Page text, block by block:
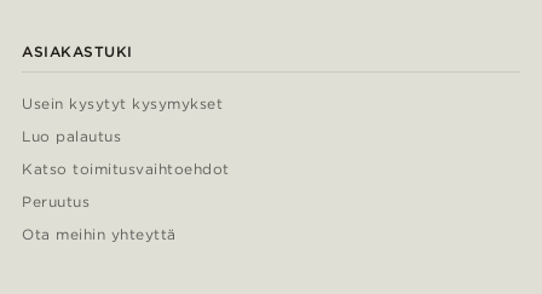
ASIAKASTUKI
Usein kysytyt kysymykset
Luo palautus
Katso toimitusvaihtoehdot
Peruutus
Ota meihin yhteyttä